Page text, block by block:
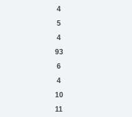
4
5
4
93
6
4
10
11